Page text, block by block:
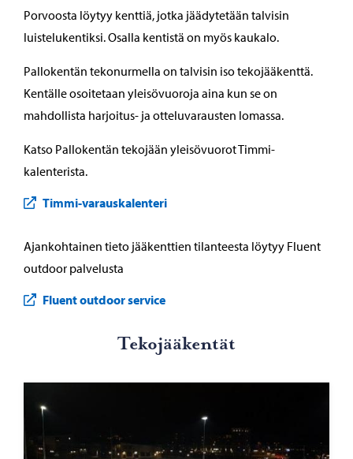
Porvoosta löytyy kenttiä, jotka jäädytetään talvisin
luistelukentiksi. Osalla kentistä on myös kaukalo.
Pallokentän tekonurmella on talvisin iso tekojääkenttä.
Kentälle osoitetaan yleisövuoroja aina kun se on
mahdollista harjoitus- ja otteluvarausten lomassa.
Katso Pallokentän tekojään yleisövuorot Timmi-
kalenterista.
Timmi-varauskalenteri
Ajankohtainen tieto jääkenttien tilanteesta löytyy Fluent
outdoor palvelusta
Fluent outdoor service
Te­ko­jää­ken­tät